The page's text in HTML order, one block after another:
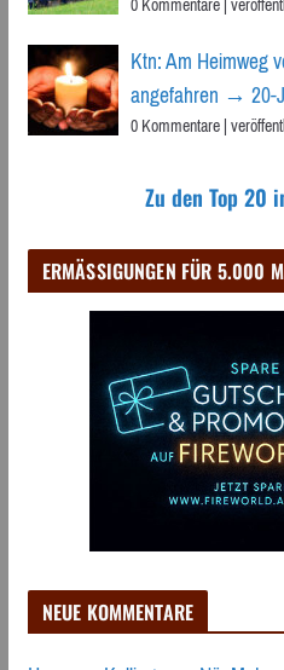
Ktn: Am Heimweg
angefahren → 20-
0 Kommentare|
Zu den Top 20
ERMÄSSIGUNGEN FÜR 5.000
NEUE KOMMENTARE